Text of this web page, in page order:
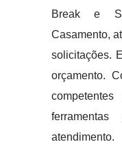
Break e
Casamento,
solicitações.
orçamento.
atendimento.